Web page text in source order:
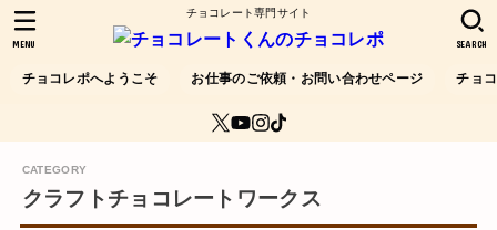
チョコレート専門サイト
チョコレポへようこそ お仕事のご依頼・お問い合わせページ チョ
SEARCH
MENU
クラフトチョコレートワークス